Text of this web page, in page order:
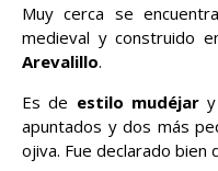
Muy cerca se
medieval y construido
Arevalillo.
Es de estilo mudéjar
apuntados y dos más
ojiva. Fue declarado bien